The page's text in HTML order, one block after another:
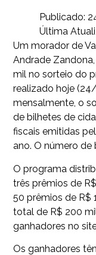
Publicado:
Última
Um morador de
Andrade
mil no sorteio do
realizado hoje
mensalmente, o
de bilhetes de
fiscais emitidas
ano. O número de
O programa
três prêmios de
50 prêmios de R$
total de R$ 200
ganhadores no
Os ganhadores